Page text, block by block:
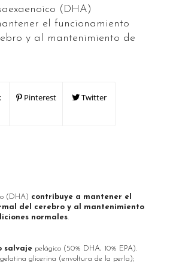
(DHA)
el funcionamiento
y al mantenimiento de
Pinterest Twitter
(DHA) contribuye a mantener el
del cerebro y al mantenimiento
normales.
salvajepelágico (50% DHA, 10% EPA).
gelatina glicerina (envoltura de la perla);